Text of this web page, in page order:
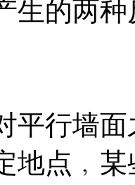
生的两
平行墙
地点﹐